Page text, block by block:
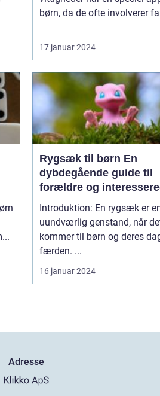
samfund
børn, da de ofte involverer
17 januar 2024
Rygsæk til børn En
dybdegående guide til
forældre og
Introduktion: En rygsæk er
uundværlig genstand, når
kommer til børn og deres
færden. ...
16 januar 2024
Adresse